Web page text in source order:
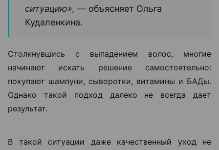
качества волос, когда они становятся ломкими,
тусклыми и теряют плотность.
выпадение волос, изменение их
структуры или появление участков
облысения, откладывать визит к
ситуацию», —
объясняет Ольга